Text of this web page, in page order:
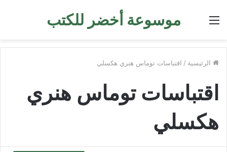
موسوعة أخضر للكتب القائمة
الرئيسية / اقتباسات توماس هنري هكسلي
اقتباسات توماس هنري
هكسلي